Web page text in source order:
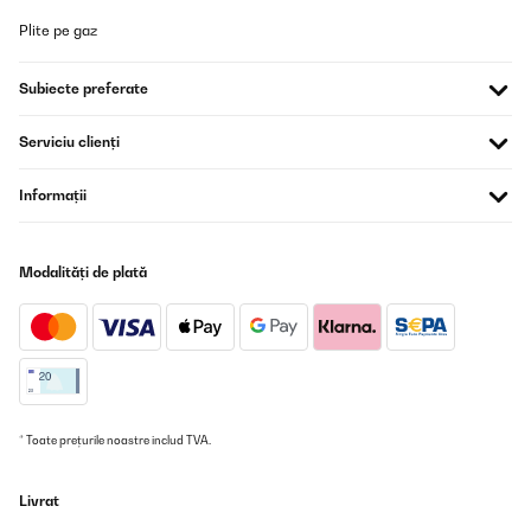
Traducere
Plite pe gaz
Subiecte preferate
Serviciu clienți
Informații
Modalități de plată
* Toate prețurile noastre includ TVA.
Livrat